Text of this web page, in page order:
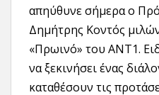
απηύθυνε σήμερα ο
Δημήτρης Κοντός
«Πρωινό» του ΑΝΤ1.
να ξεκινήσει ένας
καταθέσουν τις